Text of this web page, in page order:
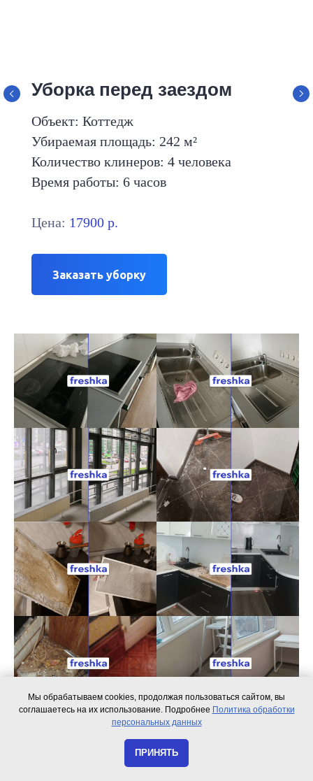
Уборка перед заездом
Объект: Коттедж
Убираемая площадь: 242 м²
Количество клинеров: 4 человека
Время работы: 6 часов
Цена: 17900 р.
Заказать уборку
Мы обрабатываем cookies, продолжая пользоваться сайтом, вы
соглашаетесь на их использование. Подробнее Политика обработки
персональных данных
ПРИНЯТЬ